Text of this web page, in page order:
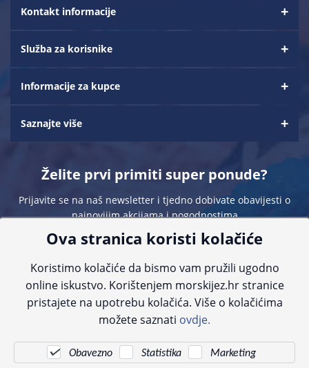
Kontakt informacije
Služba za korisnike
Informacije za kupce
Saznajte više
Želite prvi primiti super ponude?
Prijavite se na naš newsletter i tjedno dobivate obavijesti o
najnovijim akcijama i pogodnostima
Sve navedene cijene sadrže PDV. Pokušavamo osigurati što preciznije
informacije, ali zbog tehnoloških ograničenja ne možemo garantirati potpunu
kontaktirajte nas putem telefona:+385 23 231 761ili e-maila:info@morskijez.hr
Ova stranica koristi kolačiće
Koristimo kolačiće da bismo vam pružili ugodno
online iskustvo. Korištenjem morskijez.hr stranice
pristajete na upotrebu kolačića. Više o kolačićima
možete saznati ovdje.
Obavezno Statistika Marketing